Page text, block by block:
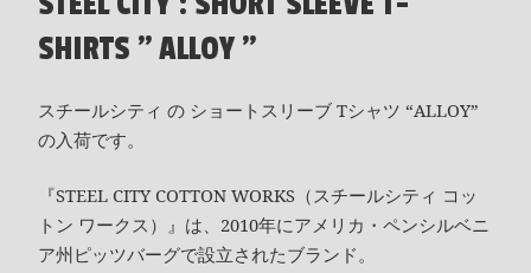
SHIRTS " ALLOY "
スチールシティ の ショートスリーブ Tシャツ “ALLOY”
の入荷です。
『STEEL CITY COTTON WORKS（スチールシティ コッ
トン ワークス）』は、2010年にアメリカ・ペンシルベニ
ア州ピッツバーグで設立されたブランド。